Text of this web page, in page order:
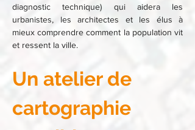
diagnostic technique) qui aidera les
urbanistes, les architectes et les élus à
mieux comprendre comment la population vit
et ressent la ville.
Un atelier de
cartographie